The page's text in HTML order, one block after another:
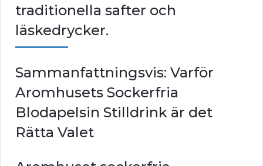
traditionella safter och
läskedrycker.
Sammanfattningsvis: Varför
Aromhusets Sockerfria
Blodapelsin Stilldrink är det
Rätta Valet